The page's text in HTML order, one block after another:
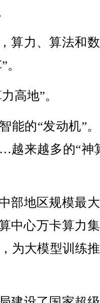
力、算法和
地”。
的“发动机”
来越多的“神
地区规模最
中心万卡算力
为大模型训练